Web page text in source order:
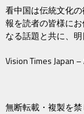
看中国は伝統文化
報を読者の皆様に
なる話題と共に、
Vision Times Japan
無断転載・複製を